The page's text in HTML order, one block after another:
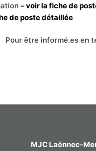
– voir la fiche de
de poste détaillée
Pour être informé.es en
MJC Laënnec-